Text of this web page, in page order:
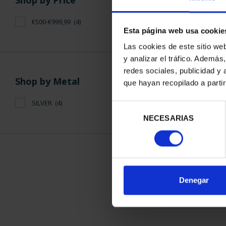
Esta página web usa
Las cookies de este sitio
y analizar el tráfico.
redes sociales, publicidad y
que hayan recopilado a
consentimiento
NECESARIAS
Denegar
€500-€999,99 (4)
Shop by Metal
SILVER (4)
OF
Only for
SORT BY: